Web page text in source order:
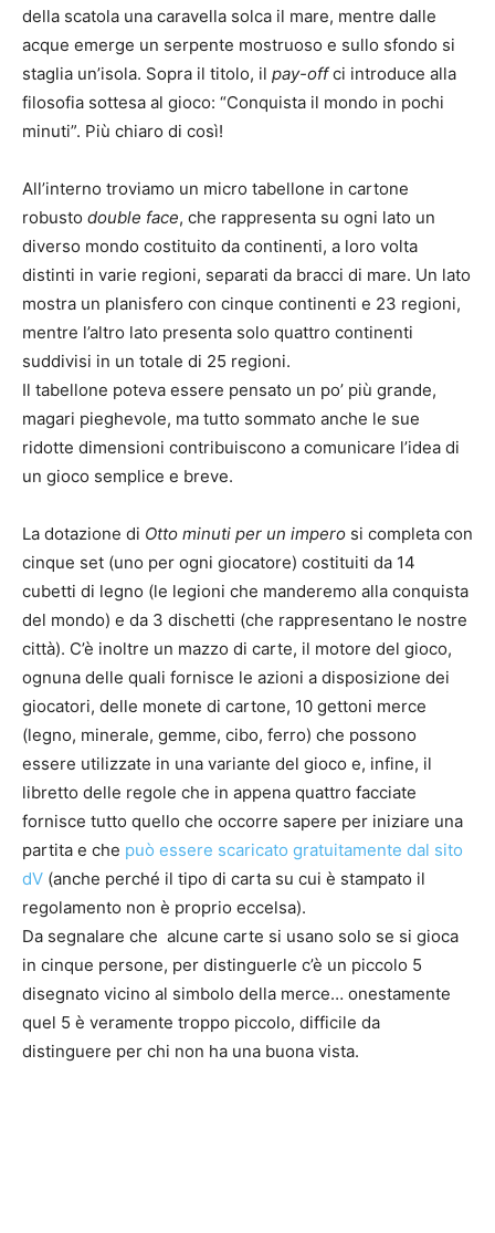
della scatola una caravella solca il mare, mentre dalle
acque emerge un serpente mostruoso e sullo sfondo si
staglia un’isola. Sopra il titolo, il pay-offci introduce alla
filosofia sottesa al gioco: “Conquista il mondo in pochi
minuti”. Più chiaro di così!
All’interno troviamo un micro tabellone in cartone
robusto double face, che rappresenta su ogni lato un
diverso mondo costituito da continenti, a loro volta
distinti in varie regioni, separati da bracci di mare. Un lato
mostra un planisfero con cinque continenti e 23 regioni,
mentre l’altro lato presenta solo quattro continenti
suddivisi in un totale di 25 regioni.
Il tabellone poteva essere pensato un po’ più grande,
magari pieghevole, ma tutto sommato anche le sue
ridotte dimensioni contribuiscono a comunicare l’idea di
un gioco semplice e breve.
La dotazione di Otto minuti per un impero si completa con
cinque set (uno per ogni giocatore) costituiti da 14
cubetti di legno (le legioni che manderemo alla conquista
del mondo) e da 3 dischetti (che rappresentano le nostre
città). C’è inoltre un mazzo di carte, il motore del gioco,
ognuna delle quali fornisce le azioni a disposizione dei
giocatori, delle monete di cartone, 10 gettoni merce
(legno, minerale, gemme, cibo, ferro) che possono
essere utilizzate in una variante del gioco e, infine, il
libretto delle regole che in appena quattro facciate
fornisce tutto quello che occorre sapere per iniziare una
partita e che può essere scaricato gratuitamente dal sito
dV (anche perché il tipo di carta su cui è stampato il
regolamento non è proprio eccelsa).
Da segnalare che alcune carte si usano solo se si gioca
in cinque persone, per distinguerle c’è un piccolo 5
disegnato vicino al simbolo della merce… onestamente
quel 5 è veramente troppo piccolo, difficile da
distinguere per chi non ha una buona vista.